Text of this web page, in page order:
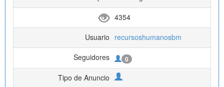
4354
Usuario recursoshumanosbm
Seguidores
0
Tipo de Anuncio